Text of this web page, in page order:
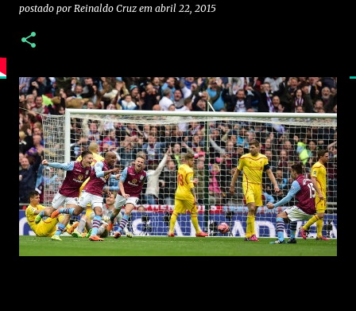
postado por Reinaldo Cruz em abril 22, 2015